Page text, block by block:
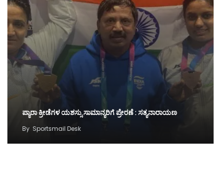
ಪ್ಯಾರಾ ಕ್ರೀಡೆಗಳ ಯಶಸ್ಸು ಸಾಮಾನ್ಯರಿಗೆ ಪ್ರೇರಣೆ : ಸತ್ಯನಾರಾಯಣ
By Sportsmail Desk